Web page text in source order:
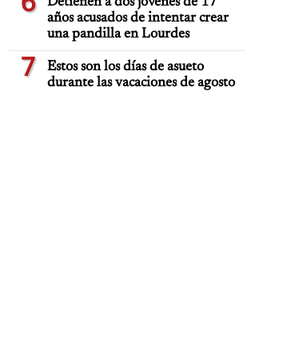
años acusados de intentar crear
una pandilla en Lourdes
7
Estos son los días de asueto
durante las vacaciones de agosto